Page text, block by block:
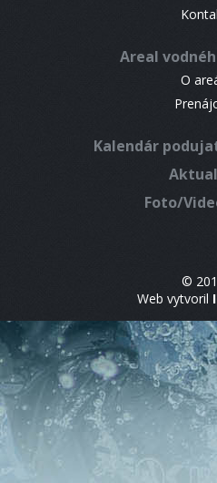
Areal
O
Kalendár
Foto/
©
Web vytvoril